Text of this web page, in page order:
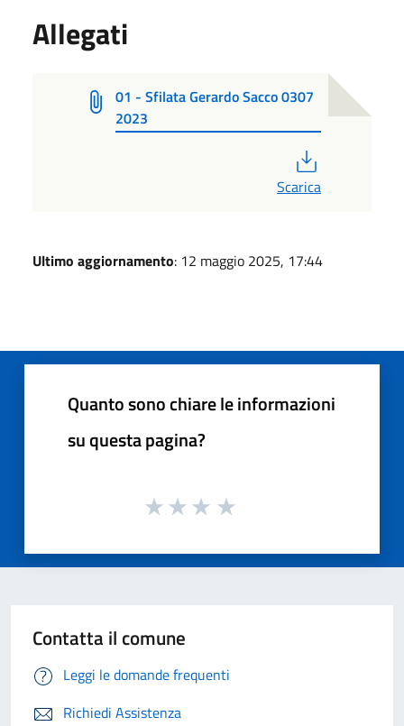
Allegati
01 - Sfilata Gerardo Sacco 0307
2023
Scarica
Ultimo aggiornamento: 12 maggio 2025, 17:44
Quanto sono chiare le informazioni
su questa pagina?
Contatta il comune
Leggi le domande frequenti
Richiedi Assistenza